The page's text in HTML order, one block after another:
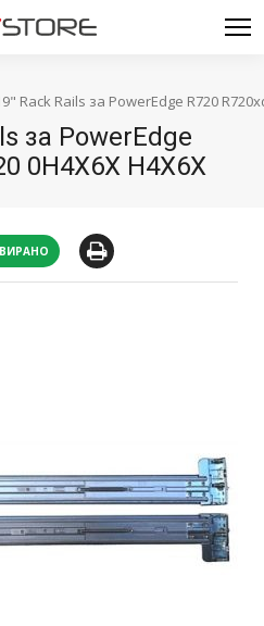
Rack Rails за PowerEdge R720
за PowerEdge
0H4X6X H4X6X